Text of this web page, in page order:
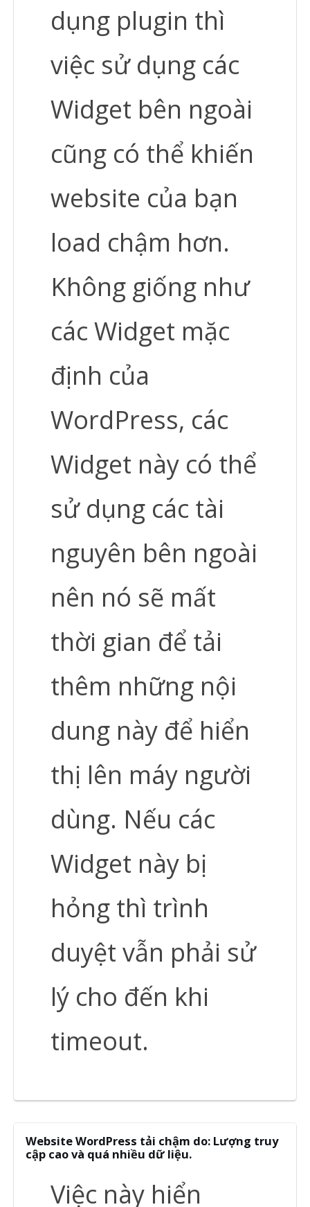
dụng plugin thì
việc sử dụng các
Widget bên ngoài
cũng có thể khiến
website của bạn
load chậm hơn.
Không giống như
các Widget mặc
định của
WordPress, các
Widget này có thể
sử dụng các tài
nguyên bên ngoài
nên nó sẽ mất
thời gian để tải
thêm những nội
dung này để hiển
thị lên máy người
dùng. Nếu các
Widget này bị
hỏng thì trình
duyệt vẫn phải sử
lý cho đến khi
timeout.
Website WordPress tải chậm do: Lượng truy
cập cao và quá nhiều dữ liệu.
Việc này hiển